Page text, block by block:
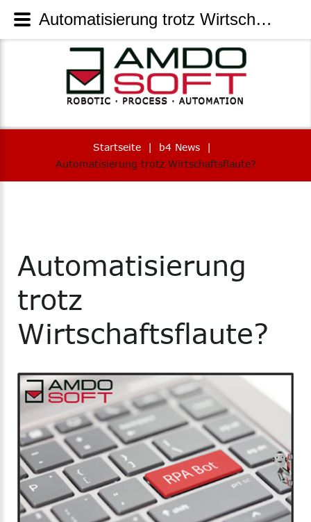
Startseite | b4 News
|
Automatisierung trotz Wirtschaftsflaute?
Automatisierung
trotz
Wirtschaftsflaute?
Automatisierung trotz Wirtschaftsflaute? | AmdoSoft Systems